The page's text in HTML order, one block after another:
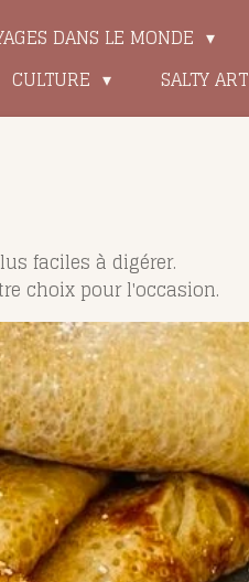
DANS LE MONDE
CULTURE SALTY ART
faciles à digérer.
choix pour l'occasion.